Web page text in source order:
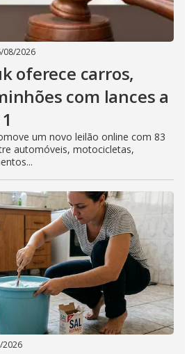
08/2026
oferece carros,
com lances a
um novo leilão online com 83
automóveis, motocicletas,
2026